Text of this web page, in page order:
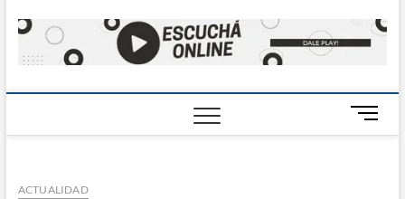
B
o
ACTUALIDAD